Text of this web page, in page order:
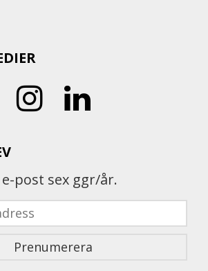
post sex ggr/år.